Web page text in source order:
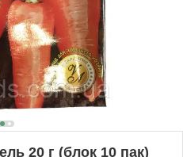
20 г (блок 10 пак)